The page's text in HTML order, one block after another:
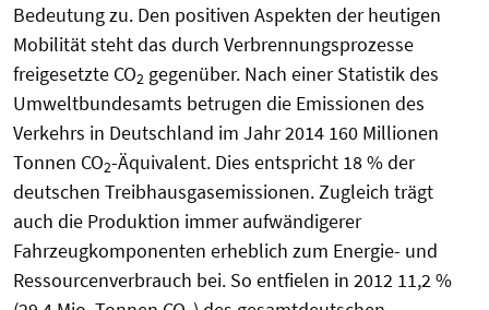
Bedeutung zu. Den positiven Aspekten der heutigen
Mobilität steht das durch Verbrennungsprozesse
freigesetzte CO2 gegenüber. Nach einer Statistik des
Umweltbundesamts betrugen die Emissionen des
Verkehrs in Deutschland im Jahr 2014 160 Millionen
Tonnen CO2-Äquivalent. Dies entspricht 18 % der
deutschen Treibhausgasemissionen. Zugleich trägt
auch die Produktion immer aufwändigerer
Fahrzeugkomponenten erheblich zum Energie- und
Ressourcenverbrauch bei. So entfielen in 2012 11,2 %